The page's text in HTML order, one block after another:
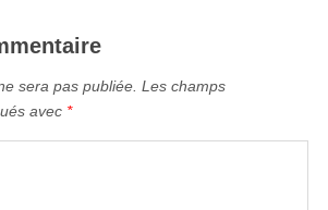
sera pas publiée. Les champs
avec *